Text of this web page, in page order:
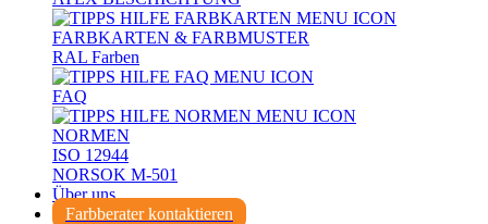
FARBKARTEN & FARBMUSTER
RAL Farben
FAQ
NORMEN
ISO 12944
NORSOK M-501
Über uns
Farbberater kontaktieren